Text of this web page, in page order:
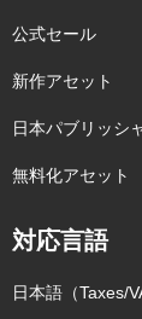
公式セール
新作アセット
日本パブリッシ
無料化アセット
対応言語
日本語（Taxes/